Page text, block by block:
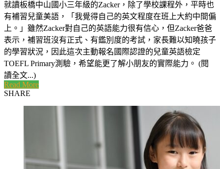
就讀板橋中山國小三年級的Zacker，除了學校課程外，平時也
有補習兒童美語，「我覺得自己的英文程度在班上大約中間偏
上。」雖然Zacker對自己的英語能力很有信心，但Zacker爸爸
表示，補習班沒有正式、有鑑別度的考試，家長難以知曉孩子
的學習狀況，因此這次主動報名國際認證的兒童英語檢定
TOEFL Primary測驗，希望能更了解小朋友的實際能力。 (閱
讀全文...)
Read More
SHARE